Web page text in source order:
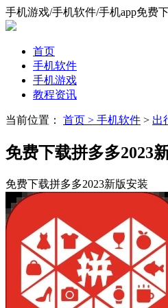
手机游戏/手机软件/手机app免费
首页
手机软件
手机游戏
教程资讯
当前位置： 首页 > 手机软件 > 出
免费下载拼多多2023
免费下载拼多多2023新版安装